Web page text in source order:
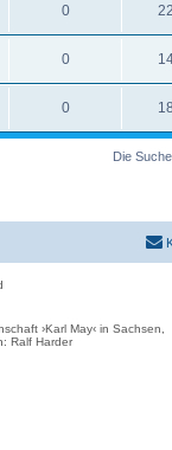
0
0
0
Die
›Karl May‹ in Sachsen,
Ralf Harder